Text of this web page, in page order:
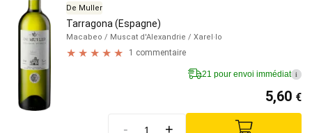
De Muller
Tarragona (Espagne)
Macabeo / Muscat d'Alexandrie / Xarel·lo
1 commentaire
21 pour envoi immédiat i
5,60 €
- +